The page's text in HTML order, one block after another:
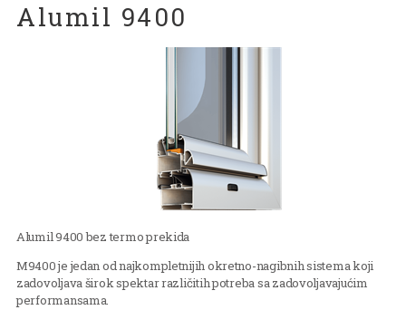
Alumil 9400
Alumil 9400 bez termo prekida
M9400 je jedan od najkompletnijih okretno-nagibnih sistema koji
zadovoljava širok spektar različitih potreba sa zadovoljavajućim
performansama.